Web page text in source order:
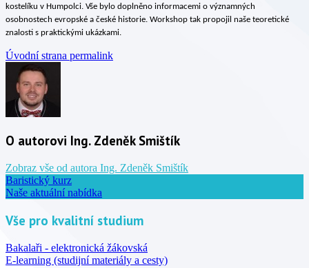
kostelíku v Humpolci. Vše bylo doplněno informacemi o významných
osobnostech evropské a české historie. Workshop tak propojil naše teoretické
znalosti s praktickými ukázkami.
Úvodní strana permalink
O autorovi Ing. Zdeněk Smištík
Zobraz vše od autora Ing. Zdeněk Smištík
Baristický kurz
Naše aktuální nabídka
Vše pro kvalitní studium
Bakalaři - elektronická žákovská
E-learning (studijní materiály a cesty)